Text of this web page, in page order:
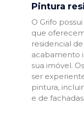
Pintura
O Grifo
que
residencial
acabamento
sua imóvel.
ser
pintura,
e de fachadas.